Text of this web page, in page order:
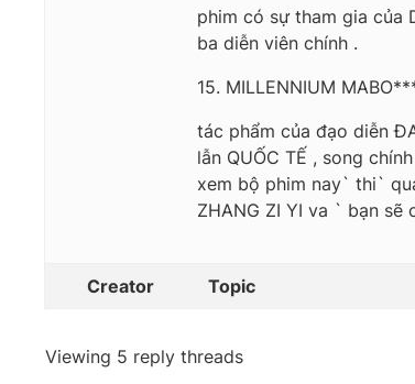
phim có sự tham gia của
ba diễn viên chính .
15. MILLENNIUM
tác phẩm của đạo diễn
lẫn QUỐC TẾ , song
xem bộ phim nay` thi`
ZHANG ZI YI va ` bạn sẽ
Creator Topic
Viewing 5 reply threads